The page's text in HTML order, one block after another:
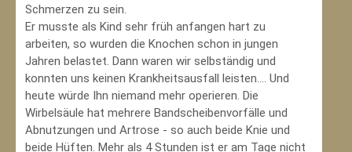
Schmerzen zu sein.
Er musste als Kind sehr früh anfangen hart zu
arbeiten, so wurden die Knochen schon in jungen
Jahren belastet. Dann waren wir selbständig und
konnten uns keinen Krankheitsausfall leisten.... Und
heute würde Ihn niemand mehr operieren. Die
Wirbelsäule hat mehrere Bandscheibenvorfälle und
Abnutzungen und Artrose - so auch beide Knie und
beide Hüften. Mehr als 4 Stunden ist er am Tage nicht